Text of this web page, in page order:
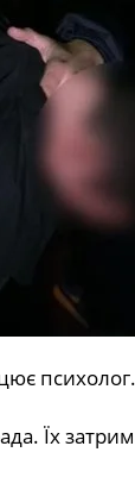
психолог.
Їх